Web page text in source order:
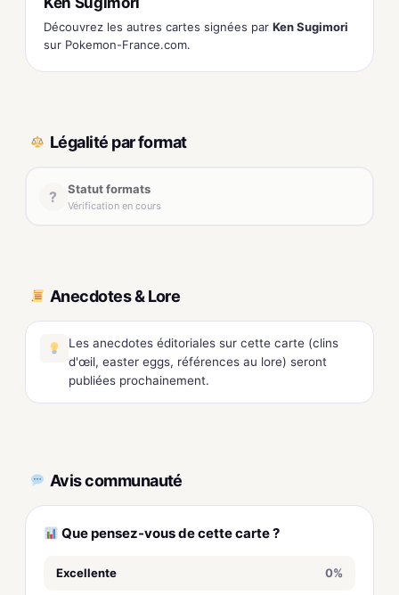
Découvrez les autres cartes signées par Ken Sugimori
sur Pokemon-France.com.
Légalité par format
? Statut formats
Vérification en cours
Anecdotes & Lore
Les anecdotes éditoriales sur cette carte (clins
d'œil, easter eggs, références au lore) seront
publiées prochainement.
Avis communauté
Que pensez-vous de cette carte ?
Excellente 0%